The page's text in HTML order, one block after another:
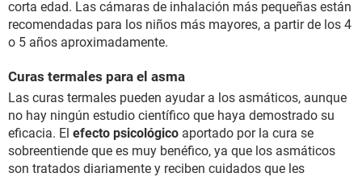
corta edad. Las cámaras de inhalación más pequeñas están
recomendadas para los niños más mayores, a partir de los 4
o 5 años aproximadamente.
Curas termales para el asma
Las curas termales pueden ayudar a los asmáticos, aunque
no hay ningún estudio científico que haya demostrado su
eficacia. El efecto psicológico aportado por la cura se
sobreentiende que es muy benéfico, ya que los asmáticos
son tratados diariamente y reciben cuidados que les